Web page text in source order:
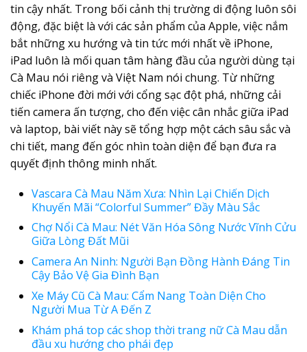
tin cậy nhất. Trong bối cảnh thị trường di động luôn sôi
động, đặc biệt là với các sản phẩm của Apple, việc nắm
bắt những xu hướng và tin tức mới nhất về iPhone,
iPad luôn là mối quan tâm hàng đầu của người dùng tại
Cà Mau nói riêng và Việt Nam nói chung. Từ những
chiếc iPhone đời mới với cổng sạc đột phá, những cải
tiến camera ấn tượng, cho đến việc cân nhắc giữa iPad
và laptop, bài viết này sẽ tổng hợp một cách sâu sắc và
chi tiết, mang đến góc nhìn toàn diện để bạn đưa ra
quyết định thông minh nhất.
Vascara Cà Mau Năm Xưa: Nhìn Lại Chiến Dịch
Khuyến Mãi “Colorful Summer” Đầy Màu Sắc
Chợ Nổi Cà Mau: Nét Văn Hóa Sông Nước Vĩnh Cửu
Giữa Lòng Đất Mũi
Camera An Ninh: Người Bạn Đồng Hành Đáng Tin
Cậy Bảo Vệ Gia Đình Bạn
Xe Máy Cũ Cà Mau: Cẩm Nang Toàn Diện Cho
Người Mua Từ A Đến Z
Khám phá top các shop thời trang nữ Cà Mau dẫn
đầu xu hướng cho phái đẹp